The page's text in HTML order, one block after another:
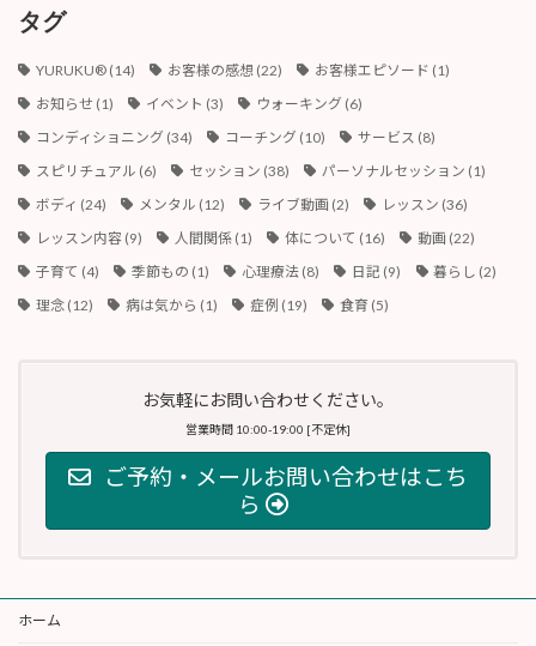
ブ
タグ
YURUKU®︎(14) お客様の感想 (22) お客様エピソード (1)
お知らせ (1) イベント (3) ウォーキング (6)
コンディショニング (34) コーチング (10) サービス (8)
スピリチュアル (6) セッション (38) パーソナルセッション (1)
ボディ (24) メンタル (12) ライブ動画 (2) レッスン (36)
レッスン内容(9) 人間関係(1) 体について (16) 動画 (22)
子育て (4) 季節もの (1) 心理療法 (8) 日記 (9) 暮らし (2)
理念(12) 病は気から (1) 症例 (19) 食育 (5)
お気軽にお問い合わせください。
営業時間 10:00-19:00 [不定休]
ご予約・メールお問い合わせはこち
ら
ホーム